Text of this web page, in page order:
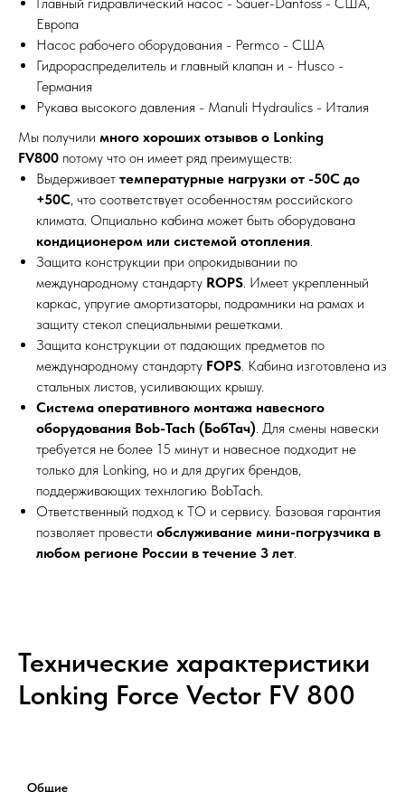
Европа
Насос рабочего оборудования - Permco - США
Гидрораспределитель и главный клапан и - Husco -
Германия
Рукава высокого давления - Manuli Hydraulics - Италия
Мы получили много хороших отзывов о Lonking
FV800 потому что он имеет ряд преимуществ:
Выдерживает температурные нагрузки от -50С до
+50С , что соответствует особенностям российского
климата. Опциально кабина может быть оборудована
кондиционером или системой отопления
Защита конструкции при опрокидывании по
международному стандарту ROPS . Имеет укрепленный
каркас, упругие амортизаторы, подрамники на рамах и
защиту стекол специальными решетками.
Защита конструкции от падающих предметов по
международному стандарту FOPS . Кабина изготовлена из
стальных листов, усиливающих крышу.
Система оперативного монтажа навесного
оборудования Bob-Tach (БобТач) . Для смены навески
требуется не более 15 минут и навесное подходит не
только для Lonking, но и для других брендов,
поддерживающих технлогию BobTach.
Ответственный подход к ТО и сервису. Базовая гарантия
позволяет провести обслуживание мини-погрузчика в
любом регионе России в течение 3 лет
Технические характеристики
Lonking Force Vector FV 800
Общие